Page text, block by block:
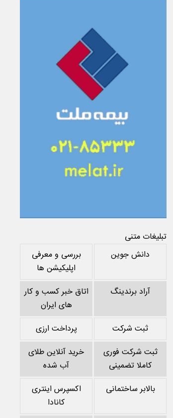
تبلیغات متنی
دانش جوین
بررسی و معرفی
اپلیکیشن ها
آراد برندینگ
اتاق خبر کسب و کار
های ایران
ثبت شرکت
پرداخت ارزی
ثبت شرکت فوری
کاملا تضمینی
خرید آنلاین طلای
آب شده
بالابر ساختمانی
اکسپرس اینتری
کانادا